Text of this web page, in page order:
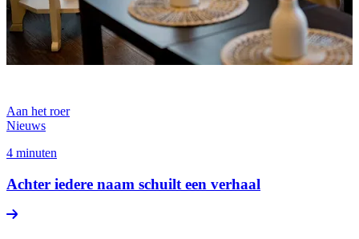
Aan het roer
Nieuws
4 minuten
Achter iedere naam schuilt een verhaal